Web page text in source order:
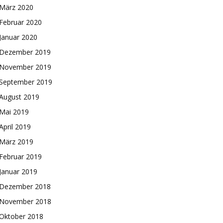
2020
2020
2020
2019
2019
2019
2019
2019
2019
2019
2019
2019
2018
2018
2018